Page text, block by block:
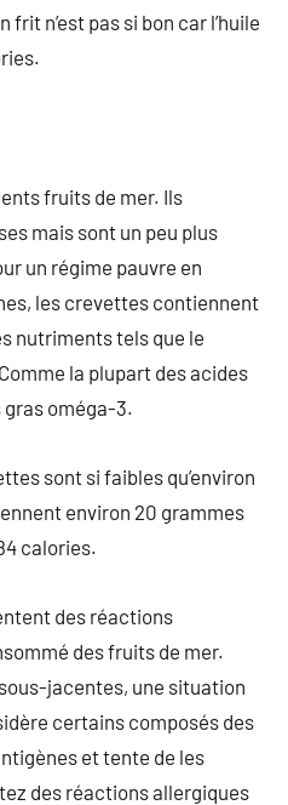
n’est pas si bon car l’huile
fruits de mer. Ils
mais sont un peu plus
un régime pauvre en
les crevettes contiennent
nutriments tels que le
la plupart des acides
oméga-3.
sont si faibles qu’environ
environ 20 grammes
calories.
des réactions
des fruits de mer.
jacentes, une situation
certains composés des
et tente de les
des réactions allergiques